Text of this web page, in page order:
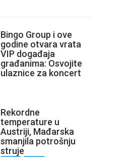
Bingo Group i ove
godine otvara vrata
VIP događaja
građanima: Osvojite
ulaznice za koncert
Rekordne
temperature u
Austriji, Mađarska
smanjila potrošnju
struje